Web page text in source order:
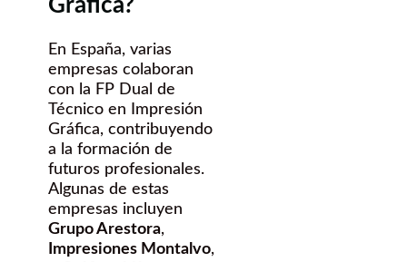
Gráfica?
En España, varias
empresas colaboran
con la FP Dual de
Técnico en Impresión
Gráfica, contribuyendo
a la formación de
futuros profesionales.
Algunas de estas
empresas incluyen
Grupo Arestora,
Impresiones Montalvo,